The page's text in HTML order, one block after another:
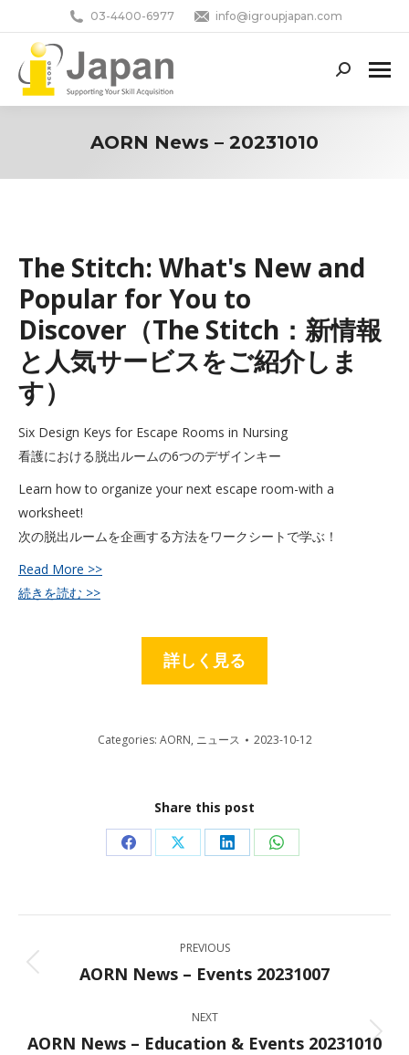
03-4400-6977 info@igroupjapan.com
Search:
AORN News – 20231010
The Stitch: What's New and
Popular for You to
Discover（The Stitch：新情報
と人気サービスをご紹介しま
す）
Six Design Keys for Escape Rooms in Nursing
看護における脱出ルームの6つのデザインキー
Learn how to organize your next escape room-with a
worksheet!
次の脱出ルームを企画する方法をワークシートで学ぶ！
Read More >>
続きを読む >>
詳しく見る
Categories: AORN, ニュース 2023-10-12
Share this post
Share
Facebook
Share
X
Share
LinkedIn
Share
WhatsApp
navigation
PREVIOUS
Previous
AORN News – Events 20231007
NEXT
Next
AORN News – Education & Events 20231010